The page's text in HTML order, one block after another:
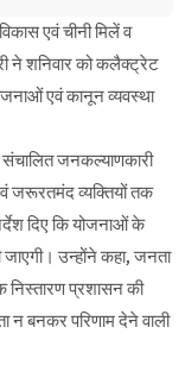
एवं चीनी मिलें व
ने शनिवार को कलैक्ट्रेट
एवं कानून व्यवस्था
संचालित जनकल्याणकारी
जरूरतमंद व्यक्तियों तक
दिए कि योजनाओं के
जाएगी। उन्होंने कहा, जनता
निस्तारण प्रशासन की
न बनकर परिणाम देने वाली